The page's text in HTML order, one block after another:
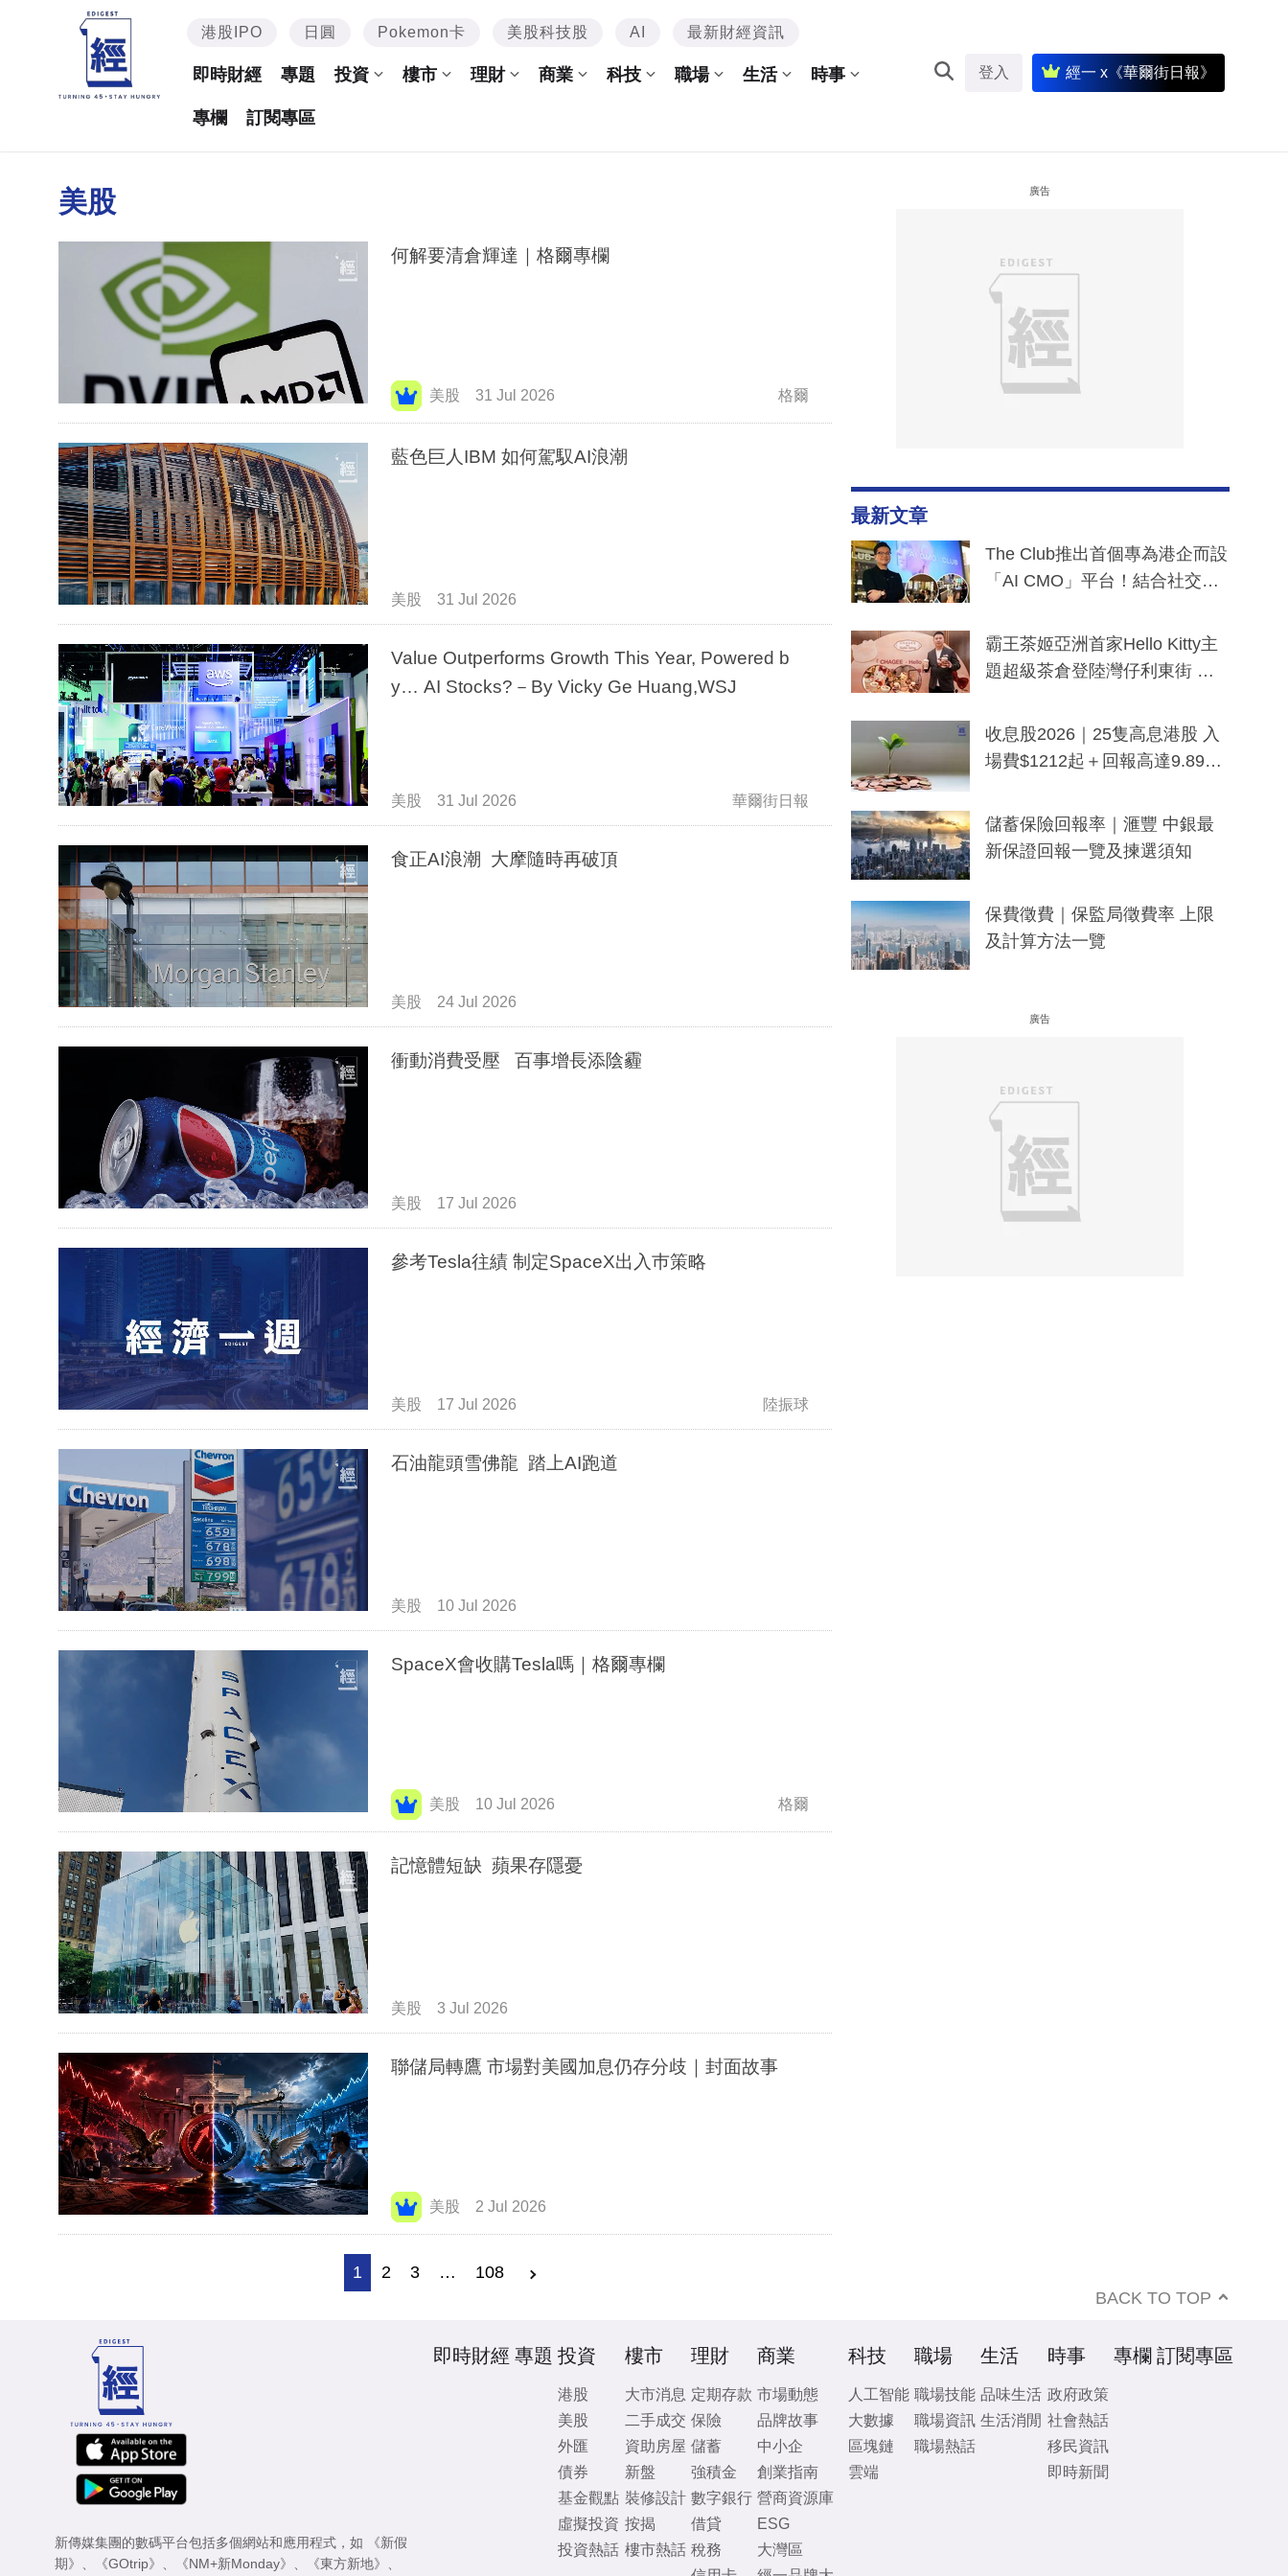
港股IPO 日圓 Pokemon卡 美股科技股 AI 最新財經資訊
即時財經 專題 投資 樓市 理財 商業 科技 職場 生活 時事
專欄 訂閱專區
登入 經一 x《華爾街日報》
美股
何解要清倉輝達｜格爾專欄
美股 31 Jul 2026 格爾
藍色巨人IBM 如何駕馭AI浪潮
美股 31 Jul 2026
Value Outperforms Growth This Year, Powered b
y… AI Stocks?－By Vicky Ge Huang,WSJ
美股 31 Jul 2026 華爾街日報
食正AI浪潮 大摩隨時再破頂
美股 24 Jul 2026
衝動消費受壓 百事增長添陰霾
美股 17 Jul 2026
參考Tesla往績 制定SpaceX出入巿策略
美股 17 Jul 2026 陸振球
石油龍頭雪佛龍 踏上AI跑道
美股 10 Jul 2026
SpaceX會收購Tesla嗎｜格爾專欄
美股 10 Jul 2026 格爾
記憶體短缺 蘋果存隱憂
美股 3 Jul 2026
聯儲局轉鷹 市場對美國加息仍存分歧｜封面故事
美股 2 Jul 2026
1 2 3 … 108
廣告
最新文章
The Club推出首個專為港企而設
「AI CMO」平台！結合社交聆
分鐘生成「貼地」宣傳短片
霸王茶姬亞洲首家Hello Kitty主
題超級茶倉登陸灣仔利東街 推
y及香港限定特調系列
收息股2026｜25隻高息港股 入
場費$1212起＋回報高達9.89
儲蓄保險回報率｜滙豐 中銀最
新保證回報一覽及揀選須知
保費徵費｜保監局徵費率 上限
及計算方法一覽
廣告
BACK TO TOP
新傳媒集團的數碼平台包括多個網站和應用程式，如
《新假
期》
《GOtrip》 《NM+新Monday》 《東方新地》
即時財經 專題 投資
港股
美股
外匯
債券
基金觀點
虛擬投資
投資熱話
樓市
大市消息
二手成交
資助房屋
新盤
裝修設計
按揭
樓市熱話
理財
定期存款
保險
儲蓄
強積金
數字銀行
借貸
稅務
商業
市場動態
品牌故事
中小企
創業指南
營商資源庫
ESG
大灣區
科技
人工智能
大數據
區塊鏈
雲端
職場
職場技能
職場資訊
職場熱話
生活
品味生活
生活消閒
時事
政府政策
社會熱話
移民資訊
即時新聞
專欄 訂閱專區